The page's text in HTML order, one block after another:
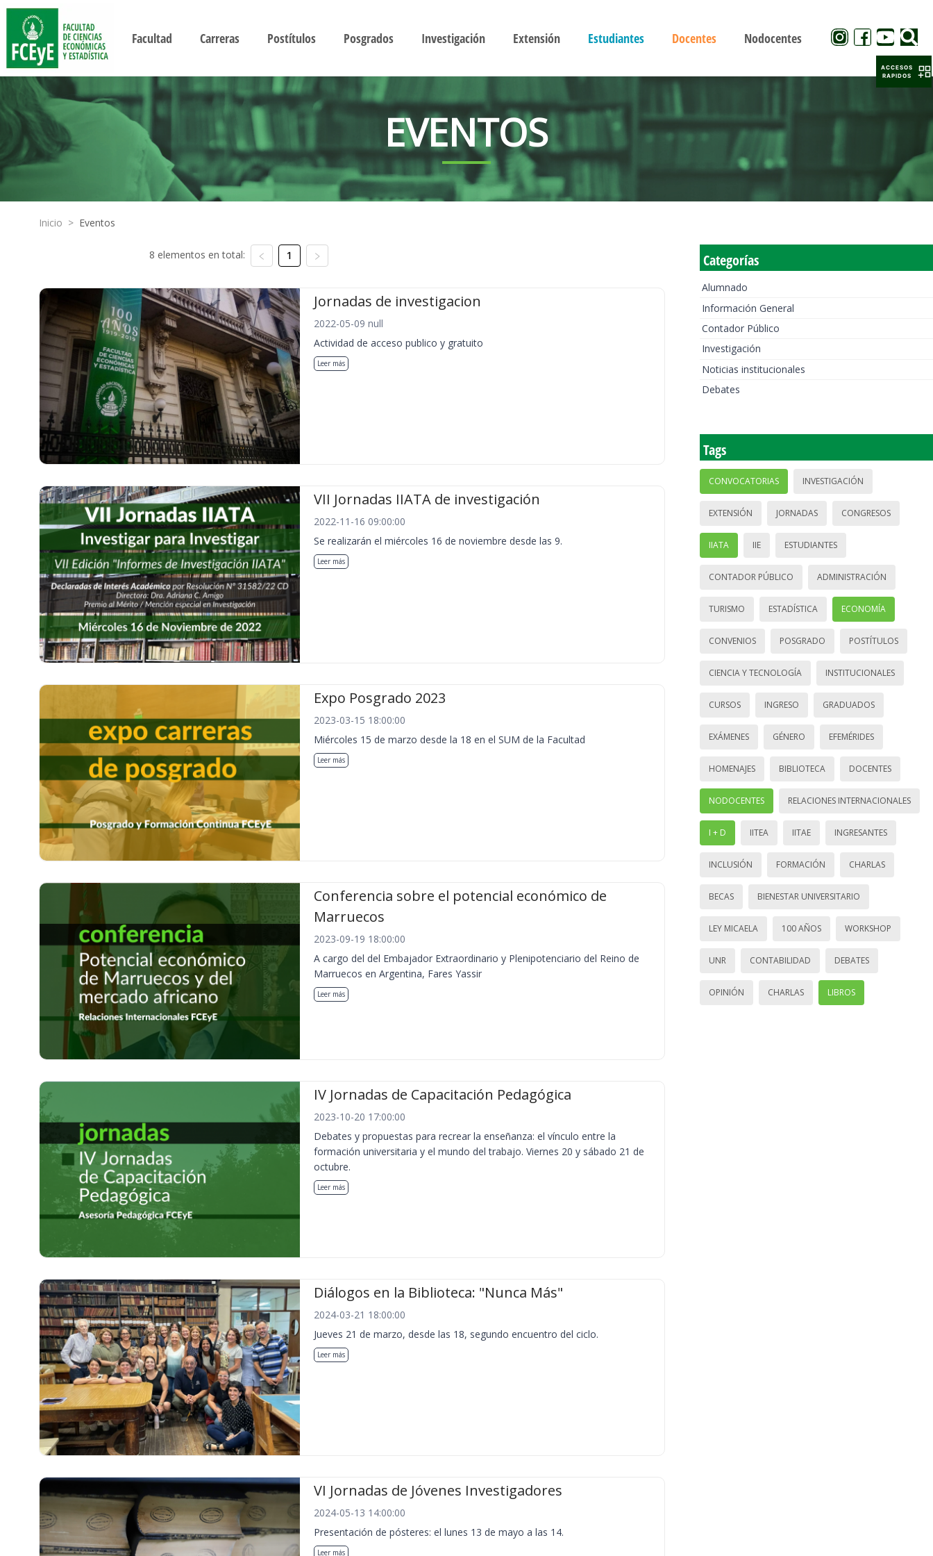
Facultad Carreras Postítulos Posgrados Investigación Extensión Estudiantes Docentes Nodocentes
EVENTOS
Inicio > Eventos
8 elementos en total: 1
Jornadas de investigacion
2022-05-09 null
Actividad de acceso publico y gratuito
Leer más
VII Jornadas IIATA de investigación
2022-11-16 09:00:00
Se realizarán el miércoles 16 de noviembre desde las 9.
Leer más
Expo Posgrado 2023
2023-03-15 18:00:00
Miércoles 15 de marzo desde la 18 en el SUM de la Facultad
Leer más
Conferencia sobre el potencial económico de
Marruecos
2023-09-19 18:00:00
A cargo del del Embajador Extraordinario y Plenipotenciario del Reino de
Marruecos en Argentina, Fares Yassir
Leer más
IV Jornadas de Capacitación Pedagógica
2023-10-20 17:00:00
Debates y propuestas para recrear la enseñanza: el vínculo entre la
formación universitaria y el mundo del trabajo. Viernes 20 y sábado 21 de
octubre.
Leer más
Diálogos en la Biblioteca: "Nunca Más"
2024-03-21 18:00:00
Jueves 21 de marzo, desde las 18, segundo encuentro del ciclo.
Leer más
VI Jornadas de Jóvenes Investigadores
2024-05-13 14:00:00
Presentación de pósteres: el lunes 13 de mayo a las 14.
Leer más
Categorías
Alumnado
Información General
Contador Público
Investigación
Noticias institucionales
Debates
Tags
CONVOCATORIAS INVESTIGACIÓN
EXTENSIÓN JORNADAS CONGRESOS
IIATA IIE ESTUDIANTES
CONTADOR PÚBLICO ADMINISTRACIÓN
TURISMO ESTADÍSTICA ECONOMÍA
CONVENIOS POSGRADO POSTÍTULOS
CIENCIA Y TECNOLOGÍA INSTITUCIONALES
CURSOS INGRESO GRADUADOS
EXÁMENES GÉNERO EFEMÉRIDES
HOMENAJES BIBLIOTECA DOCENTES
NODOCENTES RELACIONES INTERNACIONALES
I + D IITEA IITAE INGRESANTES
INCLUSIÓN FORMACIÓN CHARLAS
BECAS BIENESTAR UNIVERSITARIO
LEY MICAELA 100 AÑOS WORKSHOP
UNR CONTABILIDAD DEBATES
OPINIÓN CHARLAS LIBROS
ACCESOS
RAPIDOS